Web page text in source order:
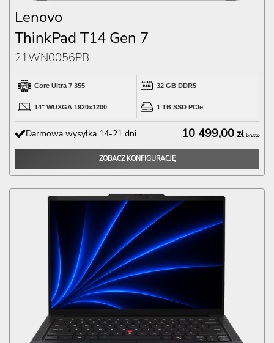
Lenovo
ThinkPad T14 Gen 7
21WN0056PB
Core Ultra 7 355 32 GB DDR5
14" WUXGA 1920x1200 1 TB SSD PCIe
Darmowa wysyłka 14-21 dni 10 499,00 zł brutto
ZOBACZ KONFIGURACJĘ